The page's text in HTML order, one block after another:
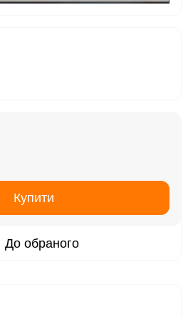
Купити
До обраного